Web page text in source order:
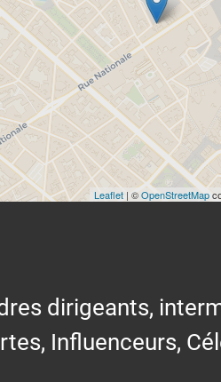
Leaflet| ©OpenStreetMap
dirigeants,
Influenceurs,